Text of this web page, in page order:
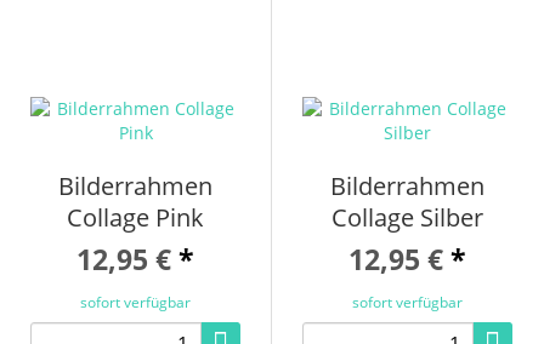
Bilderrahmen
Collage Pink
12,95 €*
sofort verfügbar
Bilderrahmen
Collage Silber
12,95 €*
sofort verfügbar